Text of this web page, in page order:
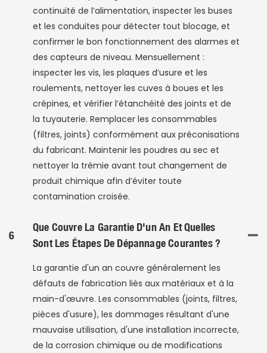
continuité de l’alimentation, inspecter les buses
et les conduites pour détecter tout blocage, et
confirmer le bon fonctionnement des alarmes et
des capteurs de niveau. Mensuellement :
inspecter les vis, les plaques d’usure et les
roulements, nettoyer les cuves à boues et les
crépines, et vérifier l’étanchéité des joints et de
la tuyauterie. Remplacer les consommables
(filtres, joints) conformément aux préconisations
du fabricant. Maintenir les poudres au sec et
nettoyer la trémie avant tout changement de
produit chimique afin d’éviter toute
contamination croisée.
6
Que Couvre La Garantie D'un An Et Quelles
Sont Les Étapes De Dépannage Courantes ?
La garantie d'un an couvre généralement les
défauts de fabrication liés aux matériaux et à la
main-d'œuvre. Les consommables (joints, filtres,
pièces d'usure), les dommages résultant d'une
mauvaise utilisation, d'une installation incorrecte,
de la corrosion chimique ou de modifications